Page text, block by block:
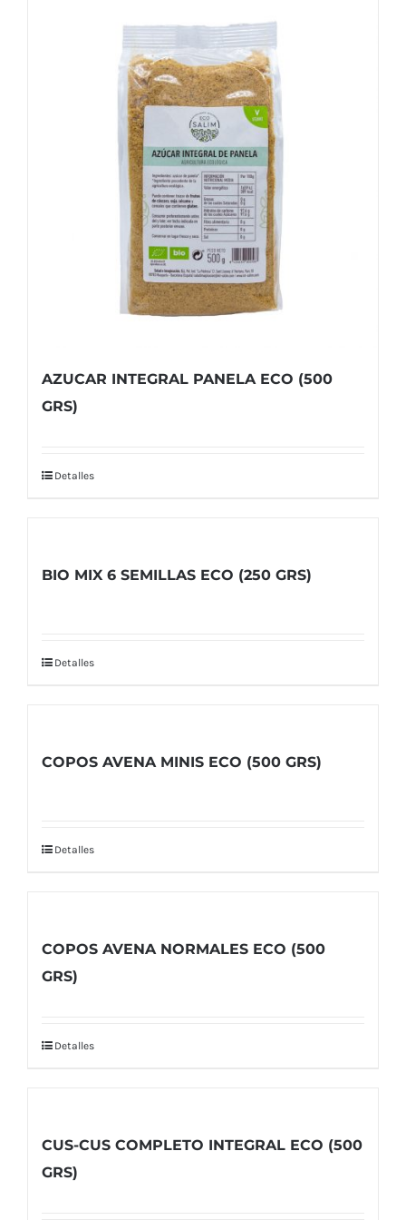
AZUCAR INTEGRAL PANELA ECO (500
GRS)
Detalles
BIO MIX 6 SEMILLAS ECO (250 GRS)
Detalles
COPOS AVENA MINIS ECO (500 GRS)
Detalles
COPOS AVENA NORMALES ECO (500
GRS)
Detalles
CUS-CUS COMPLETO INTEGRAL ECO (500
GRS)